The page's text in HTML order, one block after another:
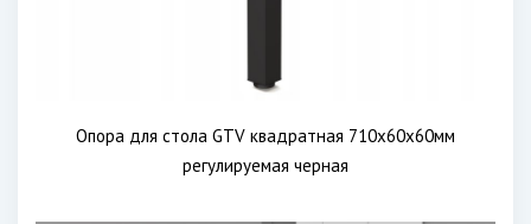
Опора для стола GTV квадратная 710х60х60мм
регулируемая черная